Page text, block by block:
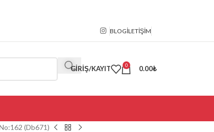
BLOGİLETIŞIM
GIRIŞ/KAYIT 0 0.00₺
(Db671)